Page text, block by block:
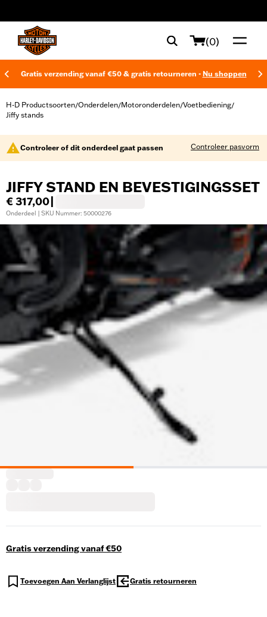
(0)
Gratis verzending vanaf €50 & gratis retourneren - Nu shoppen
H-D Productsoorten/Onderdelen/Motoronderdelen/Voetbediening/
Jiffy stands
Controleer of dit onderdeel gaat passen Controleer pasvorm
JIFFY STAND EN BEVESTIGINGSSET
€ 317,00
Onderdeel | SKU Nummer: 50000276
Gratis verzending vanaf €50
Toevoegen Aan Verlanglijst Gratis retourneren